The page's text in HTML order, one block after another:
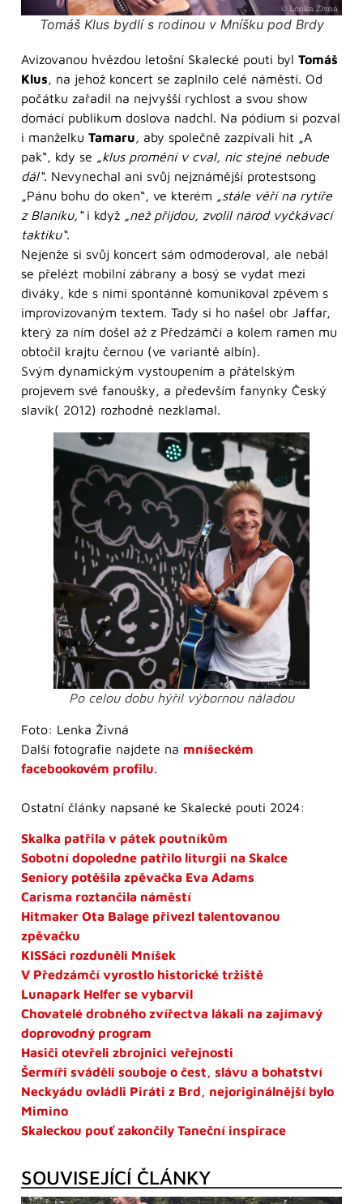
Tomáš Klus bydlí s rodinou v Mníšku pod Brdy
Avizovanou hvězdou letošní Skalecké pouti byl Tomáš
Klus, na jehož koncert se zaplnilo celé náměstí. Od
počátku zařadil na nejvyšší rychlost a svou show
domácí publikum doslova nadchl. Na pódium si pozval
i manželku Tamaru, aby společně zazpívali hit „A
pak“, kdy se „klus promění v cval, nic stejné nebude
dál“. Nevynechal ani svůj nejznámější protestsong
„Pánu bohu do oken“, ve kterém „stále věří na rytíře
z Blaníku,“i když „než přijdou, zvolil národ vyčkávací
taktiku“.
Nejenže si svůj koncert sám odmoderoval, ale nebál
se přelézt mobilní zábrany a bosý se vydat mezi
diváky, kde s nimi spontánně komunikoval zpěvem s
improvizovaným textem. Tady si ho našel obr Jaffar,
který za ním došel až z Předzámčí a kolem ramen mu
obtočil krajtu černou (ve variantě albín).
Svým dynamickým vystoupením a přátelským
projevem své fanoušky, a především fanynky Český
slavík( 2012) rozhodně nezklamal.
Po celou dobu hýřil výbornou náladou
Foto: Lenka Živná
Další fotografie najdete na mníšeckém
facebookovém profilu.
Ostatní články napsané ke Skalecké pouti 2024:
Skalka patřila v pátek poutníkům
Sobotní dopoledne patřilo liturgii na Skalce
Seniory potěšila zpěvačka Eva Adams
Carisma roztančila náměstí
Hitmaker Ota Balage přivezl talentovanou
zpěvačku
KISSáci rozduněli Mníšek
V Předzámčí vyrostlo historické tržiště
Lunapark Helfer se vybarvil
Chovatelé drobného zvířectva lákali na zajímavý
doprovodný program
Hasiči otevřeli zbrojnici veřejnosti
Šermíři sváděli souboje o čest, slávu a bohatství
Neckyádu ovládli Piráti z Brd, nejoriginálnější bylo
Mimino
Skaleckou pouť zakončily Taneční inspirace
SOUVISEJÍCÍ ČLÁNKY